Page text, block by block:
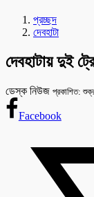
প্রচ্ছদ
দেবহাটা
দেবহাটায় দুই
ডেস্ক নিউজ প্রকাশিত:
Facebook